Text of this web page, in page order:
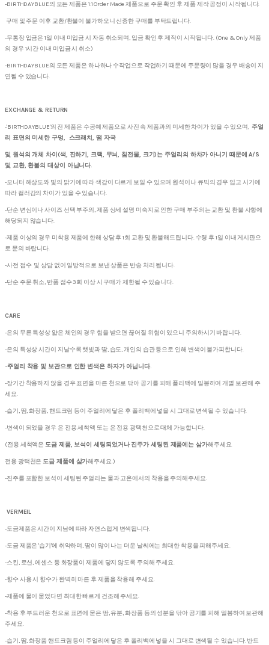
-BIRTHDAYBLUE의 모든 제품은 1:1 Order Made 제품으로 주문 확인 후 제품 제작 공정이 시작됩니다.
구매 및 주문 이후 교환/환불이 불가하오니 신중한 구매를 부탁드립니다.
-무통장 입금은 1일 이내 미입금 시 자동 취소되며, 입금 확인 후 제작이 시작됩니다. (One & Only 제품
의 경우 1시간 이내 미입금 시 취소)
-BIRTHDAYBLUE의 모든 제품은 하나하나 수작업으로 작업하기 때문에 주문량이 많을 경우 배송이 지
연될 수 있습니다.
EXCHANGE & RETURN
-'BIRTHDAYBLUE'의 전 제품은 수공예 제품으로 사진 속 제품과의 미세한 차이가 있을 수 있으며, 주얼
리 표면의 미세한 구멍, 스크래치, 땜 자국
및 원석의 개체 차이(색, 진하기, 크랙, 무늬, 침전물, 크기)는 주얼리의 하차가 아니기 때문에 A/S
및 교환, 환불의 대상이 아닙니다.
-모니터 해상도와 빛의 밝기에 따라 색감이 다르게 보일 수 있으며 원석이나 큐빅의 경우 입고 시기에
따라 컬러감의 차이가 있을 수 있습니다.
-단순 변심이나 사이즈 선택 부주의, 제품 상세 설명 미숙지로 인한 구매 부주의는 교환 및 환불 사항에
해당되지 않습니다.
-제품 이상의 경우 미착용 제품에 한해 상담 후 1회 교환 및 환불해드립니다. 수령 후 1일 이내 게시판으
로 문의 바랍니다.
-사전 접수 및 상담 없이 일방적으로 보낸 상품은 반송 처리 됩니다.
-단순 주문 취소, 반품 접수 3회 이상 시 구매가 제한될 수 있습니다.
CARE
-은의 무른 특성상 얇은 체인의 경우 힘을 받으면 끊어질 위험이 있으니 주의하시기 바랍니다.
-은의 특성상 시간이 지날수록 햇빛과 땀, 습도, 개인의 습관 등으로 인해 변색이 불가피합니다.
-주얼리 착용 및 보관으로 인한 변색은 하자가 아닙니다.
-장기간 착용하지 않을 경우 표면을 마른 천으로 닦아 공기를 피해 폴리백에 밀봉하여 개별 보관해 주
세요.
-습기, 땀, 화장품, 핸드크림 등이 주얼리에 닿은 후 폴리백에 넣을 시 그대로 변색될 수 있습니다.
-변색이 되었을 경우 은 전용 세척액 또는 은 전용 광택천으로 대체 가능합니다.
(전용 세척액은도금 제품, 보석이 세팅되었거나 진주가 세팅된 제품에는 삼가해주세요.
전용 광택천은도금 제품에 삼가해주세요.)
-진주를 포함한 보석이 세팅된 주얼리는 물과 고온에서의 착용을 주의해주세요.
VERMEIL
-도금제품은 시간이 지남에 따라 자연스럽게 변색됩니다.
-도금 제품은 '습기'에 취약하며, 땀이 많이 나는 더운 날씨에는 최대한 착용을 피해주세요.
-스킨, 로션, 에센스 등 화장품이 제품에 닿지 않도록 주의해 주세요.
-향수 사용 시 향수가 완벽히 마른 후 제품을 착용해 주세요.
-제품에 물이 묻었다면 최대한 빠르게 건조해 주세요.
-착용 후 부드러운 천으로 표면에 묻은 땀, 유분, 화장품 등의 성분을 닦아 공기를 피해 밀봉하여 보관해
주세요.
-습기, 땀, 화장품 핸드크림 등이 주얼리에 닿은 후 폴리백에 넣을 시 그대로 변색될 수 있습니다. 반드